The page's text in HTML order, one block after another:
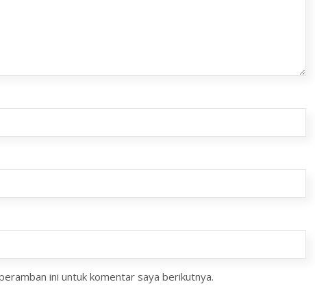
ini untuk komentar saya berikutnya.